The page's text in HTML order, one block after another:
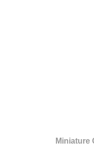
Miniature